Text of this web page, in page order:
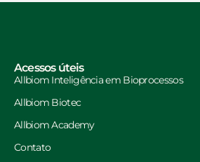
Acessos úteis
Allbiom Inteligência em Bioprocessos
Allbiom Biotec
Allbiom Academy
Contato